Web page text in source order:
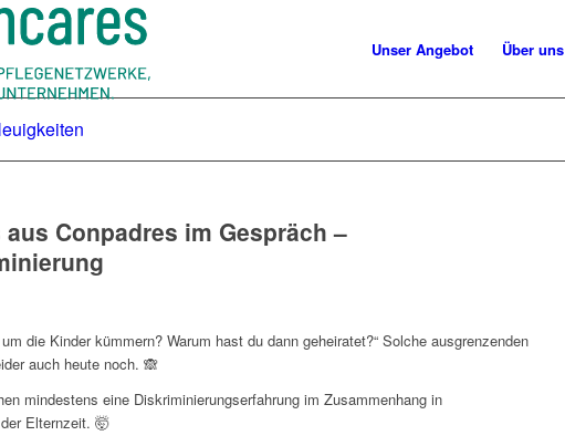
Unser Angebot Über uns
aus Conpadres im Gespräch –
die Kinder kümmern? Warum hast du dann geheiratet?“ Solche ausgrenzenden
auch heute noch. 🙈
mindestens eine Diskriminierungserfahrung im Zusammenhang in
Elternzeit. 🤯